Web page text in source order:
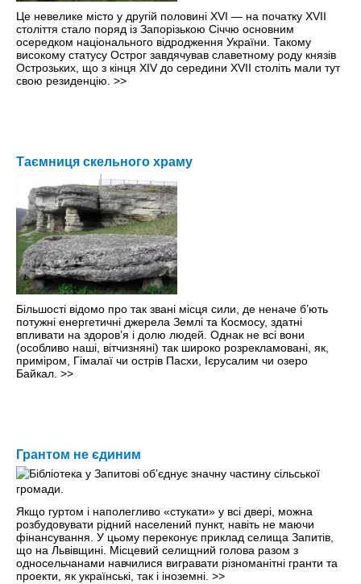
Це невелике місто у другій половині ХVІ — на початку ХVІІ
століття стало поряд із Запорізькою Січчю основним
осередком національного відродження України. Такому
високому статусу Острог завдячував славетному роду князів
Острозьких, що з кінця ХІV до середини XVІІ століть мали тут
свою резиденцію. >>
Таємниця скельного храму
Більшості відомо про так звані місця сили, де неначе б’ють
потужні енергетичні джерела Землі та Космосу, здатні
впливати на здоров’я і долю людей. Однак не всі вони
(особливо наші, вітчизняні) так широко розрекламовані, як,
приміром, Гімалаї чи острів Пасхи, Ієрусалим чи озеро
Байкал. >>
Грантом не єдиним
Якщо гуртом і наполегливо «стукати» у всі двері, можна
розбудовувати рідний населений пункт, навіть не маючи
фінансування. У цьому переконує приклад селища Запитів,
що на Львівщині. Місцевий селищний голова разом з
односельчанами навчилися вигравати різноманітні гранти та
проекти, як українські, так і іноземні. >>